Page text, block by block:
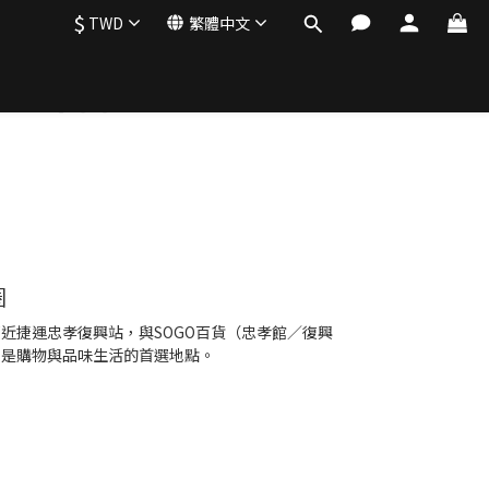
$ TWD 繁體中文
捷運忠孝復興站，與SOGO百貨（忠孝館／復興
購物與品味生活的首選地點。